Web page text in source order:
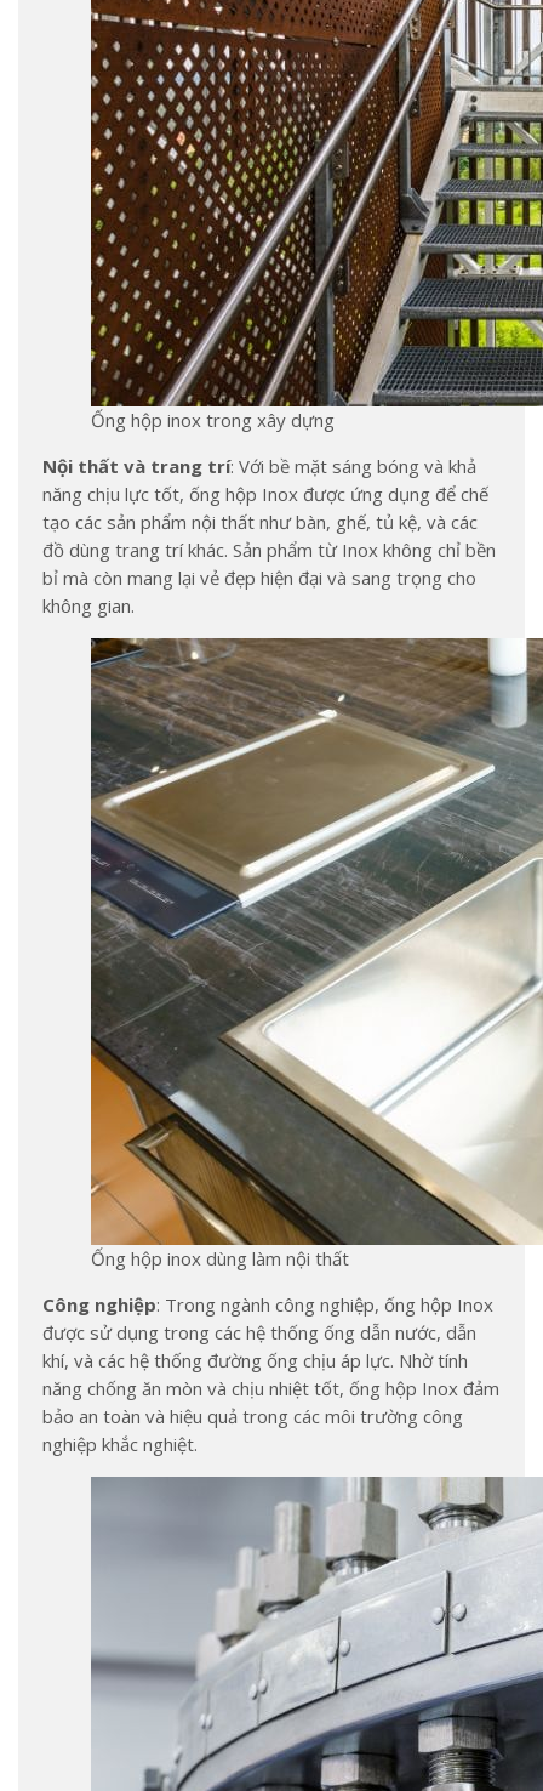
Ống hộp inox trong xây dựng
Nội thất và trang trí: Với bề mặt sáng bóng và khả
năng chịu lực tốt, ống hộp Inox được ứng dụng để chế
tạo các sản phẩm nội thất như bàn, ghế, tủ kệ, và các
đồ dùng trang trí khác. Sản phẩm từ Inox không chỉ bền
bỉ mà còn mang lại vẻ đẹp hiện đại và sang trọng cho
không gian.
Ống hộp inox dùng làm nội thất
Công nghiệp: Trong ngành công nghiệp, ống hộp Inox
được sử dụng trong các hệ thống ống dẫn nước, dẫn
khí, và các hệ thống đường ống chịu áp lực. Nhờ tính
năng chống ăn mòn và chịu nhiệt tốt, ống hộp Inox đảm
bảo an toàn và hiệu quả trong các môi trường công
nghiệp khắc nghiệt.